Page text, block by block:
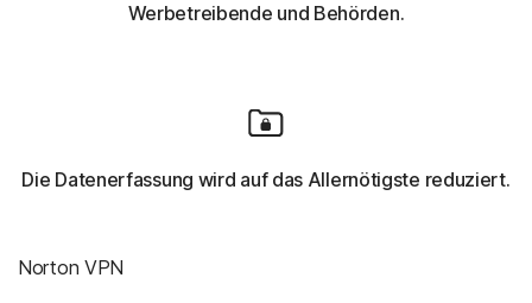
Werbetreibende und Behörden.
Die Datenerfassung wird auf das Allernötigste reduziert.
Norton VPN